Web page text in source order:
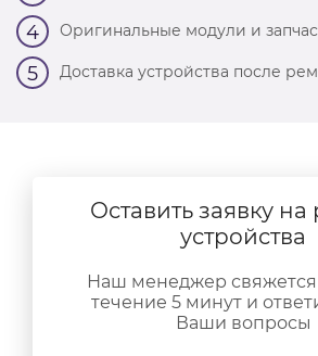
4 Оригинальные модули и
5 Доставка устройства после
Оставить заявку
устройства
Наш менеджер
течение 5 минут и
Ваши вопросы